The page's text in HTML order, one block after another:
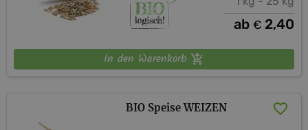
ab € 2,40
In den Warenkorb
BIO Speise WEIZEN